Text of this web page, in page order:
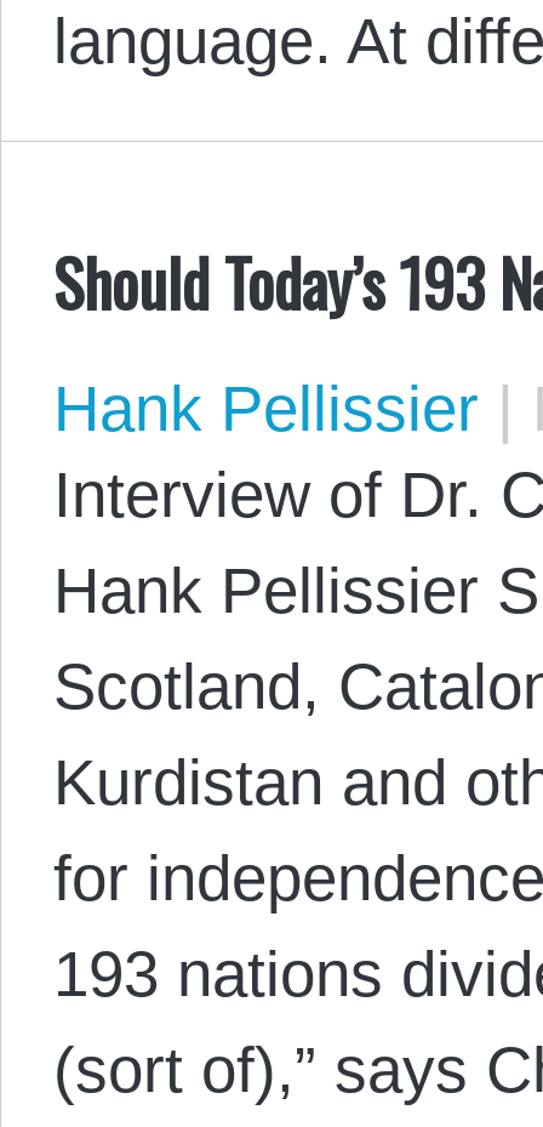
language. At
Should Today’s 193
Hank Pellissier |
Interview of Dr.
Hank Pellissier
Scotland,
Kurdistan and
for
193 nations
(sort of),” says